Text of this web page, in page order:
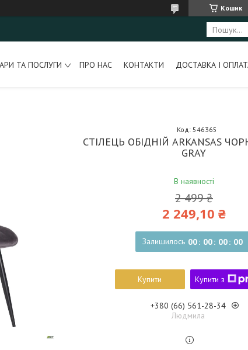
Кошик
ТА ПОСЛУГИ ПРО НАС КОНТАКТИ ДОСТАВКА І
СТІЛЕЦЬ ОБІДНІЙ ARKANSAS
GRAY
В наявності
Код: 546365
2 499 ₴
2 249,10 ₴
Залишилось 00 00 00 00
Купити Купити з
+380 (66) 561-28-34
Людмила